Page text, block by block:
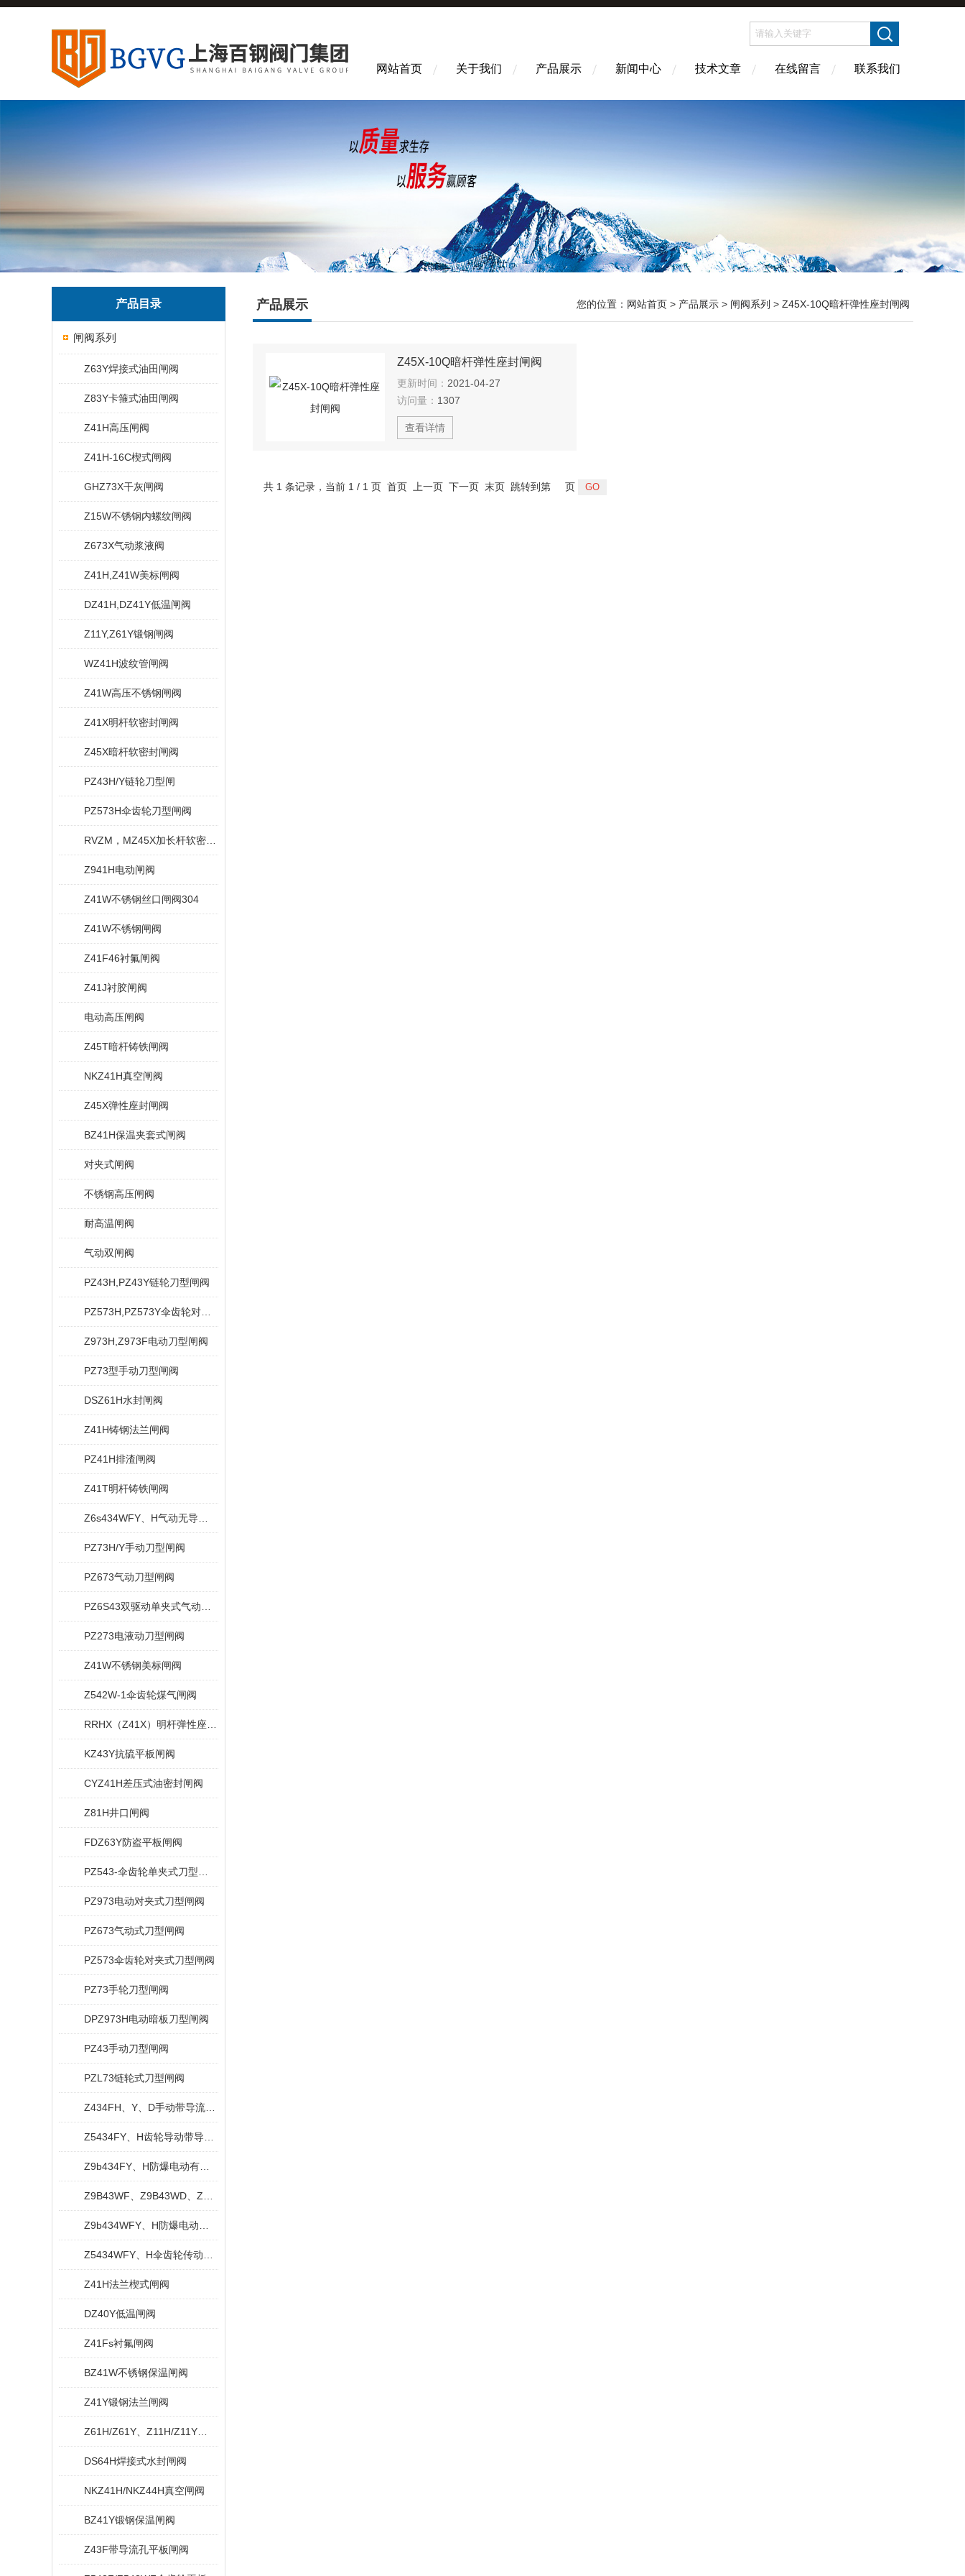
网站首页 关于我们 产品展示 新闻中心 技术文章 在线留言 联系我们
产品目录
闸阀系列
Z63Y焊接式油田闸阀
Z83Y卡箍式油田闸阀
Z41H高压闸阀
Z41H-16C楔式闸阀
GHZ73X干灰闸阀
Z15W不锈钢内螺纹闸阀
Z673X气动浆液阀
Z41H,Z41W美标闸阀
DZ41H,DZ41Y低温闸阀
Z11Y,Z61Y锻钢闸阀
WZ41H波纹管闸阀
Z41W高压不锈钢闸阀
Z41X明杆软密封闸阀
Z45X暗杆软密封闸阀
PZ43H/Y链轮刀型闸
PZ573H伞齿轮刀型闸阀
Z941H电动闸阀
Z41W不锈钢丝口闸阀304
Z41W不锈钢闸阀
Z41F46衬氟闸阀
Z41J衬胶闸阀
电动高压闸阀
Z45T暗杆铸铁闸阀
NKZ41H真空闸阀
Z45X弹性座封闸阀
BZ41H保温夹套式闸阀
对夹式闸阀
不锈钢高压闸阀
耐高温闸阀
气动双闸阀
PZ43H,PZ43Y链轮刀型闸阀
Z973H,Z973F电动刀型闸阀
PZ73型手动刀型闸阀
DSZ61H水封闸阀
Z41H铸钢法兰闸阀
PZ41H排渣闸阀
Z41T明杆铸铁闸阀
PZ73H/Y手动刀型闸阀
PZ673气动刀型闸阀
PZ273电液动刀型闸阀
Z41W不锈钢美标闸阀
Z542W-1伞齿轮煤气闸阀
KZ43Y抗硫平板闸阀
CYZ41H差压式油密封闸阀
Z81H井口闸阀
FDZ63Y防盗平板闸阀
PZ973电动对夹式刀型闸阀
PZ673气动式刀型闸阀
PZ573伞齿轮对夹式刀型闸阀
PZ73手轮刀型闸阀
DPZ973H电动暗板刀型闸阀
PZ43手动刀型闸阀
PZL73链轮式刀型闸阀
Z41H法兰楔式闸阀
DZ40Y低温闸阀
Z41Fs衬氟闸阀
BZ41W不锈钢保温闸阀
Z41Y锻钢法兰闸阀
DS64H焊接式水封闸阀
NKZ41H/NKZ44H真空闸阀
BZ41Y锻钢保温闸阀
Z43F带导流孔平板闸阀
产品展示 您的位置： 网站首页 > 产品展示 > 闸阀系列 > Z45X-10Q暗杆弹性座封闸阀
Z45X-10Q暗杆弹性座封闸阀
更新时间： 2021-04-27
访问量： 1307
查看详情
共 1 条记录，当前 1 / 1 页 首页 上一页 下一页 末页 跳转到第 页